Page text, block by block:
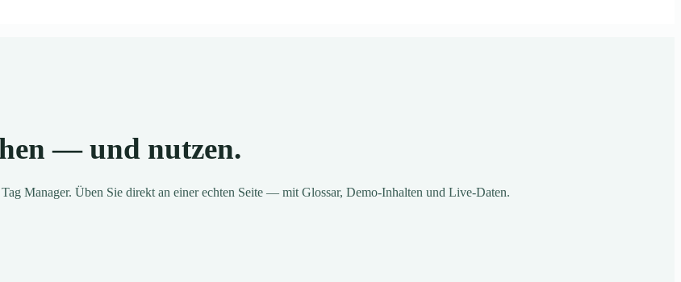
— und nutzen.
Manager. Üben Sie direkt an einer echten Seite — mit Glossar, Demo-Inhalten und Live-Daten.